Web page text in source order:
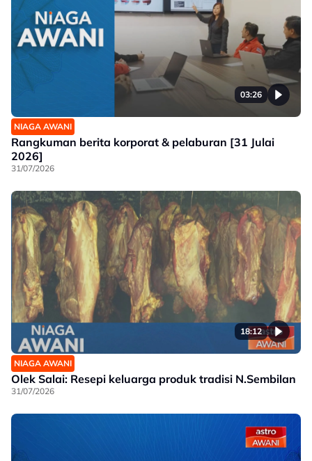
03:26
NIAGA AWANI
Rangkuman berita korporat & pelaburan [31 Julai
2026]
31/07/2026
18:12
NIAGA AWANI
Olek Salai: Resepi keluarga produk tradisi N.Sembilan
31/07/2026